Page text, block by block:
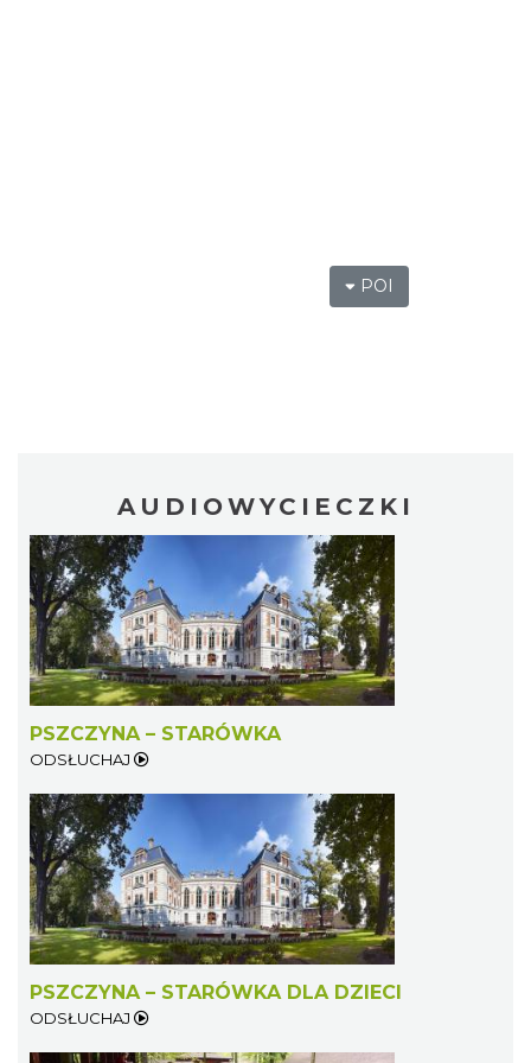
POI
AUDIOWYCIECZKI
PSZCZYNA – STARÓWKA
ODSŁUCHAJ
PSZCZYNA – STARÓWKA DLA DZIECI
ODSŁUCHAJ